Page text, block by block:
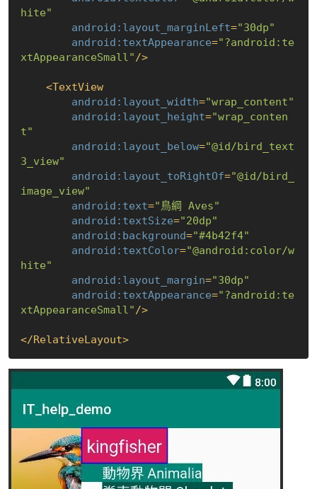
hite"
android:layout_marginLeft="30dp"
android:textAppearance="?android:te
xtAppearanceSmall"/>
<TextView
android:layout_width="wrap_content"
android:layout_height="wrap_conten
t"
android:layout_below="@id/bird_text
3_view"
android:layout_toRightOf="@id/bird_
image_view"
android:text="鳥綱 Aves"
android:textSize="20dp"
android:background="#4b42f4"
android:textColor="@android:color/w
hite"
android:layout_margin="30dp"
android:textAppearance="?android:te
xtAppearanceSmall"/>
</RelativeLayout>